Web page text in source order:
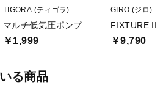
TIGORA (ティゴラ)
マルチ低気圧ポンプ
￥1,999
GIRO (ジロ)
FIXTURE II
￥9,790
る商品